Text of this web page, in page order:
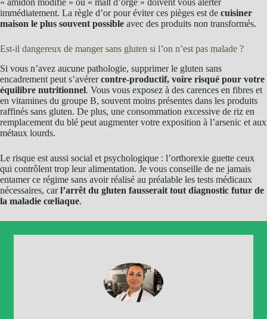
immédiatement. La règle d’or pour éviter ces pièges est de cuisiner
maison le plus souvent possible avec des produits non transformés.
Est-il dangereux de manger sans gluten si l’on n’est pas malade ?
Si vous n’avez aucune pathologie, supprimer le gluten sans
encadrement peut s’avérercontre-productif, voire risqué pour votre
équilibre nutritionnel. Vous vous exposez à des carences en fibres et
en vitamines du groupe B, souvent moins présentes dans les produits
raffinés sans gluten. De plus, une consommation excessive de riz en
remplacement du blé peut augmenter votre exposition à l’arsenic et aux
métaux lourds.
Le risque est aussi social et psychologique : l’orthorexie guette ceux
qui contrôlent trop leur alimentation. Je vous conseille de ne jamais
entamer ce régime sans avoir réalisé au préalable les tests médicaux
nécessaires, carl’arrêt du gluten fausserait tout diagnostic futur de
la maladie cœliaque.